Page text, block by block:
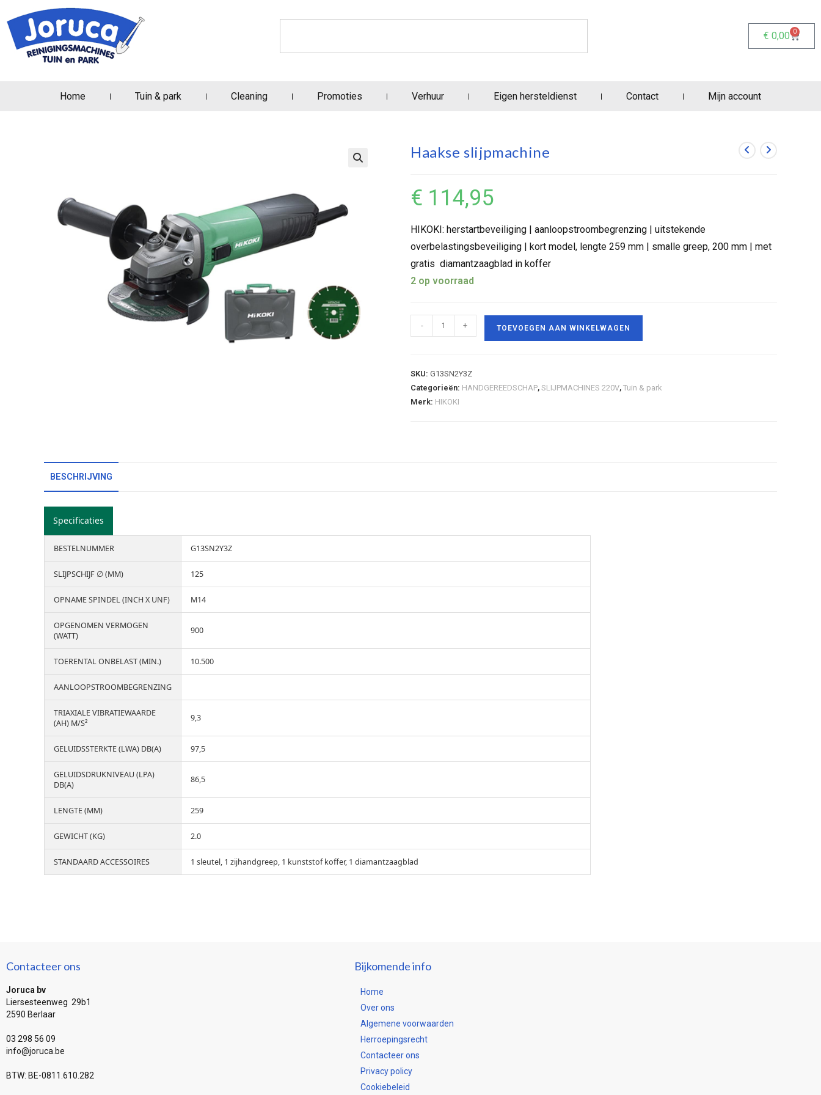
€ 0,00 0
Home Tuin & park Cleaning Promoties Verhuur Eigen hersteldienst Contact Mijn account
Haakse slijpmachine
€ 114,95
HIKOKI: herstartbeveiliging | aanloopstroombegrenzing | uitstekende
overbelastingsbeveiliging | kort model, lengte 259 mm | smalle greep, 200 mm | met
gratis diamantzaagblad in koffer
2 op voorraad
- + TOEVOEGEN AAN WINKELWAGEN
SKU: G13SN2Y3Z
Categorieën: HANDGEREEDSCHAP, SLIJPMACHINES 220V, Tuin & park
Merk: HIKOKI
BESCHRIJVING
Specificaties
BESTELNUMMER G13SN2Y3Z
SLIJPSCHIJF ∅ (MM) 125
OPNAME SPINDEL (INCH X UNF) M14
OPGENOMEN VERMOGEN
(WATT)
900
TOERENTAL ONBELAST (MIN.) 10.500
AANLOOPSTROOMBEGRENZING
TRIAXIALE VIBRATIEWAARDE
(AH) M/S²
9,3
GELUIDSSTERKTE (LWA) DB(A) 97,5
GELUIDSDRUKNIVEAU (LPA)
DB(A)
86,5
LENGTE (MM) 259
GEWICHT (KG) 2.0
STANDAARD ACCESSOIRES 1 sleutel, 1 zijhandgreep, 1 kunststof koffer, 1 diamantzaagblad
Contacteer ons
Joruca bv
Liersesteenweg 29b1
2590 Berlaar
03 298 56 09
info@joruca.be
BTW: BE-0811.610.282
Bijkomende info
Home
Over ons
Algemene voorwaarden
Herroepingsrecht
Contacteer ons
Privacy policy
Cookiebeleid